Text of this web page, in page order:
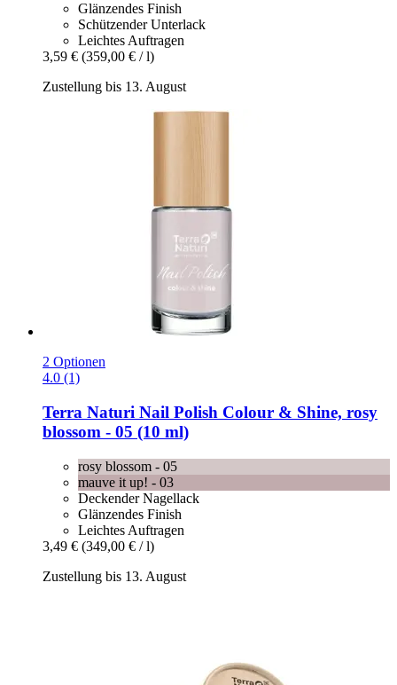
Glänzendes Finish
Schützender Unterlack
Leichtes Auftragen
3,59 € (359,00 € / l)
Zustellung bis 13. August
2 Optionen
4.0 (1)
Terra Naturi Nail Polish Colour & Shine, rosy
blossom -​ 05 (10 ml)
rosy blossom - 05
mauve it up! - 03
Deckender Nagellack
Glänzendes Finish
Leichtes Auftragen
3,49 € (349,00 € / l)
Zustellung bis 13. August